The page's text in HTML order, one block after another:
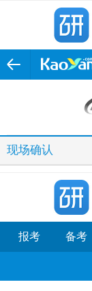
现场确认
报考 备考